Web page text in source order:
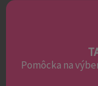
Pomôcka na